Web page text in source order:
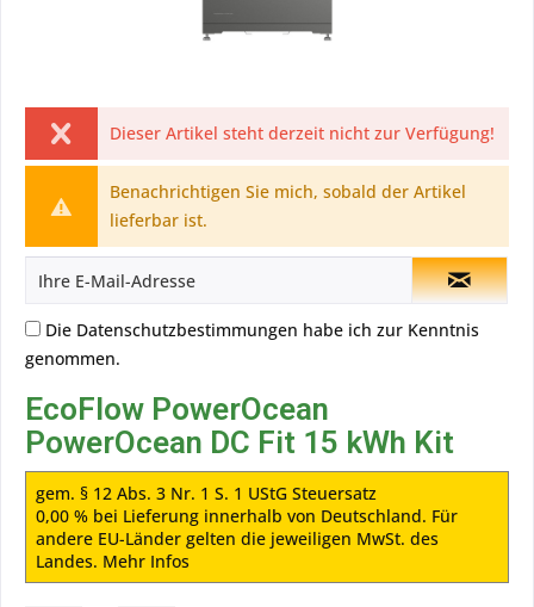
Dieser Artikel steht derzeit nicht zur Verfügung!
Benachrichtigen Sie mich, sobald der Artikel
lieferbar ist.
Die Datenschutzbestimmungen habe ich zur Kenntnis
genommen.
EcoFlow PowerOcean
PowerOcean DC Fit 15 kWh Kit
gem. § 12 Abs. 3 Nr. 1 S. 1 UStG Steuersatz
0,00 % bei Lieferung innerhalb von Deutschland. Für
andere EU-Länder gelten die jeweiligen MwSt. des
Landes. Mehr Infos